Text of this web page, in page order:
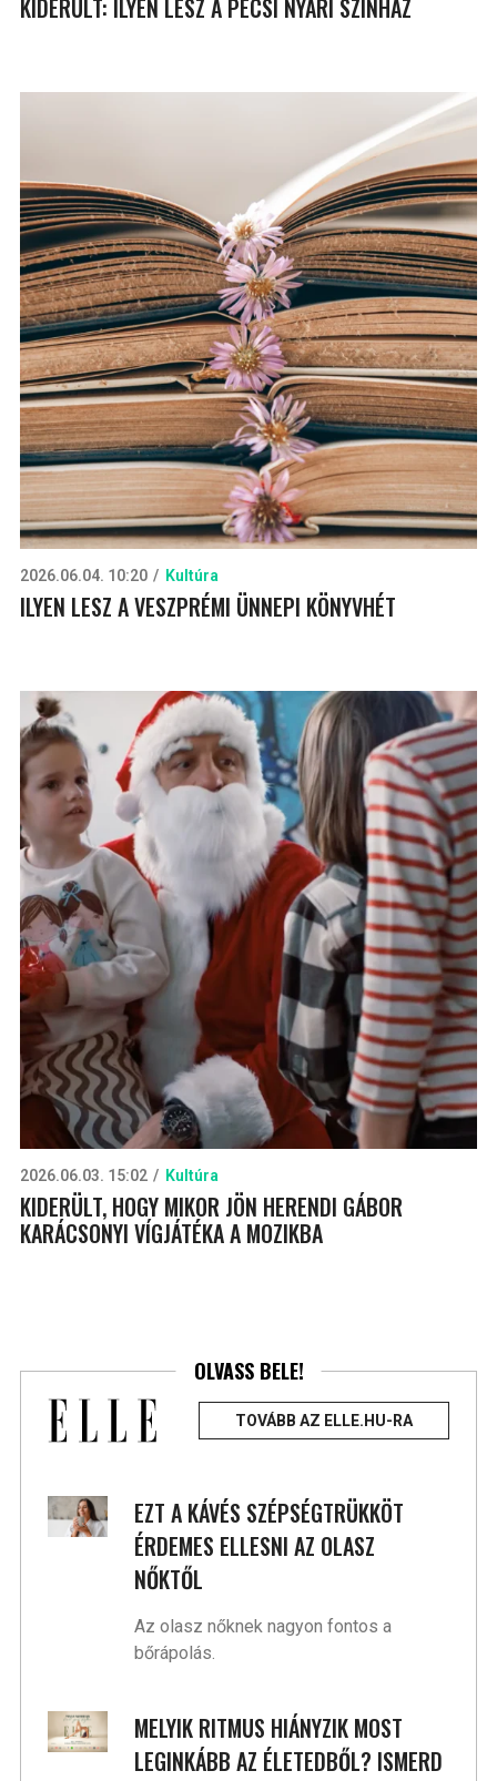
KIDERÜLT: ILYEN LESZ A PÉCSI NYÁRI SZÍNHÁZ
2026.06.04. 10:20 Kultúra
ILYEN LESZ A VESZPRÉMI ÜNNEPI KÖNYVHÉT
2026.06.03. 15:02 Kultúra
KIDERÜLT, HOGY MIKOR JÖN HERENDI GÁBOR
KARÁCSONYI VÍGJÁTÉKA A MOZIKBA
OLVASS BELE!
TOVÁBB AZ ELLE.HU-RA
EZT A KÁVÉS SZÉPSÉGTRÜKKÖT
ÉRDEMES ELLESNI AZ OLASZ
NŐKTŐL
Az olasz nőknek nagyon fontos a
bőrápolás.
MELYIK RITMUS HIÁNYZIK MOST
LEGINKÁBB AZ ÉLETEDBŐL? ISMERD